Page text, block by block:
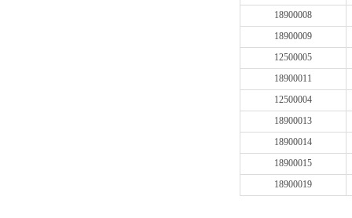
18900008
18900009
12500005
18900011
12500004
18900013
18900014
18900015
18900019